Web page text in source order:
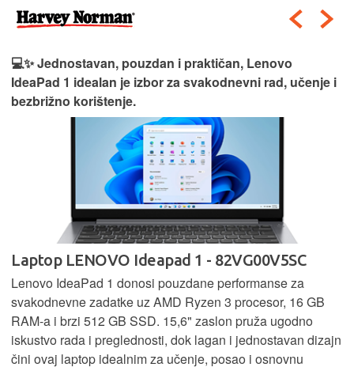
💻✨ Jednostavan, pouzdan i praktičan, Lenovo
IdeaPad 1 idealan je izbor za svakodnevni rad, učenje i
bezbrižno korištenje.
Laptop LENOVO Ideapad 1 - 82VG00V5SC
Lenovo IdeaPad 1 donosi pouzdane performanse za
svakodnevne zadatke uz AMD Ryzen 3 procesor, 16 GB
RAM-a i brzi 512 GB SSD. 15,6" zaslon pruža ugodno
iskustvo rada i preglednosti, dok lagan i jednostavan dizajn
čini ovaj laptop idealnim za učenje, posao i osnovnu